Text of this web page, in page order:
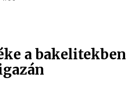
a bakelitekben